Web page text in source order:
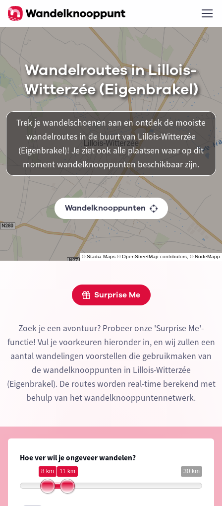
©Stadia Maps ©OpenStreetMap contributors, ©NodeMapp
Wandelroutes in Lillois-
Witterzée (Eigenbrakel)
Trek je wandelschoenen aan en ontdek de mooiste
wandelroutes in de buurt van Lillois-Witterzée
(Eigenbrakel)! Je ziet ook alle plaatsen waar op dit
moment wandelknooppunten beschikbaar zijn.
Wandelknooppunten
Surprise Me
Zoek je een avontuur? Probeer onze 'Surprise Me'-
functie! Vul je voorkeuren hieronder in, en wij zullen een
aantal wandelingen voorstellen die gebruikmaken van
de wandelknooppunten in Lillois-Witterzée
(Eigenbrakel). De routes worden real-time berekend met
behulp van het wandelknooppuntennetwerk.
Hoe ver wil je ongeveer wandelen?
30 km
8 km 11 km